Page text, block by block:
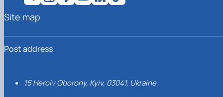
Post address
15 Heroiv Oborony, Kyiv, 03041, Ukraine
Site map